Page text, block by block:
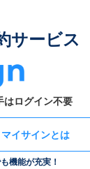
サービス
はログイン不要
マイサインとは
機能が充実！